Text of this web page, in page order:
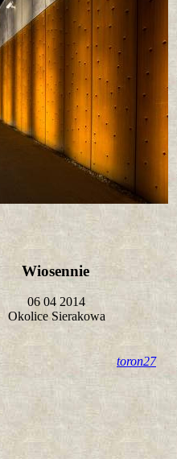
Wiosennie
06 04 2014
Okolice Sierakowa
toron27